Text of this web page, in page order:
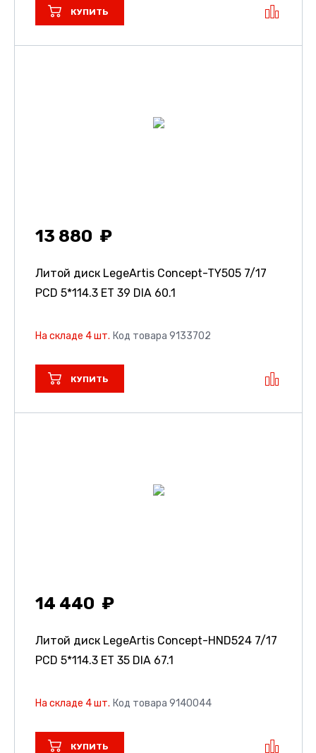
КУПИТЬ
13 880
Литой диск LegeArtis Concept-TY505 7/17
PCD 5*114.3 ET 39 DIA 60.1
На складе 4 шт. Код товара 9133702
КУПИТЬ
14 440
Литой диск LegeArtis Concept-HND524 7/17
PCD 5*114.3 ET 35 DIA 67.1
На складе 4 шт. Код товара 9140044
КУПИТЬ